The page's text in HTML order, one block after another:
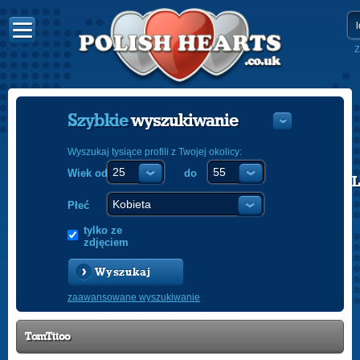
POLISH
Szybkiewyszukiwanie
Wyszukaj tysiące profili z Twojej okolicy:
Wiek od do
Płeć
tylko ze
zdjęciem
Wyszukaj
zaawansowane wyszukiwanie
TomTttoo